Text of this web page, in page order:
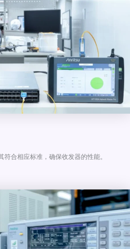
合相应标准，确保收发器的性能。